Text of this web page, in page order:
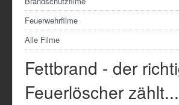
REGISTRIEREN
Feuerwehrfilme
Alle Filme
Fettbrand - der
Feuerlöscher